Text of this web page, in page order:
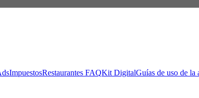
ImpuestosRestaurantes FAQKit DigitalGuías de uso de la